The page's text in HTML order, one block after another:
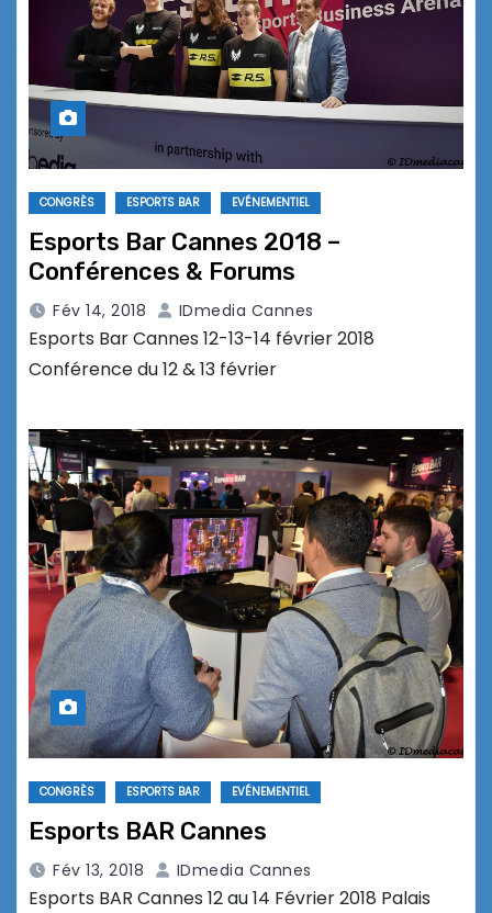
CONGRÈS ESPORTS BAR EVÉNEMENTIEL
Esports Bar Cannes 2018 –
Conférences & Forums
Fév 14, 2018 IDmedia Cannes
Esports Bar Cannes 12-13-14 février 2018
Conférence du 12 & 13 février
CONGRÈS ESPORTS BAR EVÉNEMENTIEL
Esports BAR Cannes
Fév 13, 2018 IDmedia Cannes
Esports BAR Cannes 12 au 14 Février 2018 Palais